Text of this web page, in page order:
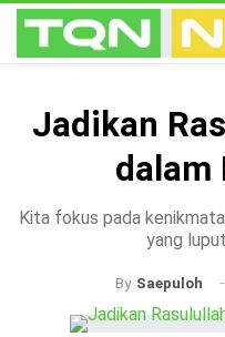
Jadikan
dalam
Kita fokus pada
yang
By Saepuloh